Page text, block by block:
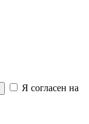
Я согласен на